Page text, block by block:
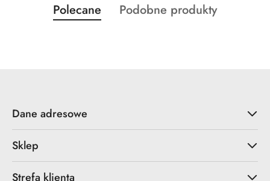
Pomiń karuzelę produktów
Produkty
o
Polecane
Produkty
Podobne produkty
Dane adresowe
Sklep
Strefa klienta